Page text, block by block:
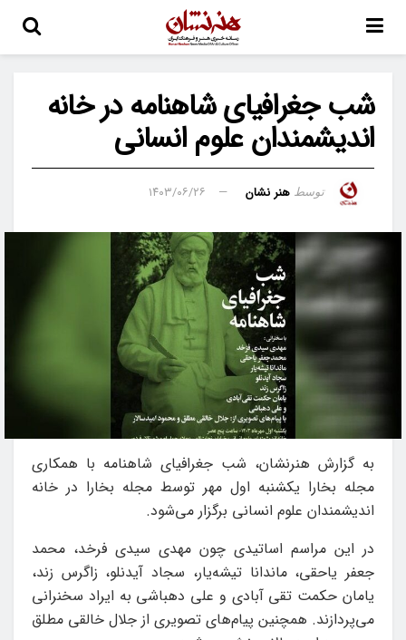
شب جغرافیای شاهنامه در خانه
اندیشمندان علوم انسانی
توسط هنر نشان ۱۴۰۳/۰۶/۲۶
به گزارش هنرنشان، شب جغرافیای شاهنامه با همکاری
مجله بخارا یکشنبه اول مهر توسط مجله بخارا در خانه
اندیشمندان علوم انسانی برگزار می‌شود.
در این مراسم اساتیدی چون مهدی سیدی فرخد، محمد
جعفر یاحقی، ماندانا تیشه‌یار، سجاد آیدنلو، زاگرس زند،
یامان حکمت تقی آبادی و علی دهباشی به ایراد سخنرانی
می‌پردازند. همچنین پیام‌های تصویری از جلال خالقی مطلق